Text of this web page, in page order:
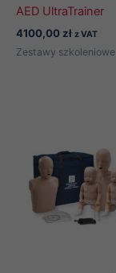
AED UltraTrainer
4100,00 zł z VAT
Zestawy szkoleniowe